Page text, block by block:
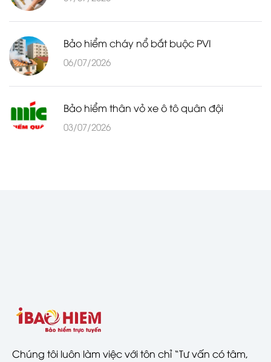
Bảo hiểm cháy nổ bắt buộc PVI
06/07/2026
Bảo hiểm thân vỏ xe ô tô quân đội
03/07/2026
Chúng tôi luôn làm việc với tôn chỉ “Tư vấn có tâm,